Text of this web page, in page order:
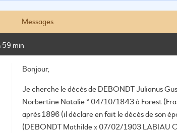
Messages
59 min
Bonjour,
Je cherche le décès de DEBONDT Julianus
Norbertine Natalie ° 04/10/1843 à Forest
après 1896 (il déclare en fait le décès de son
(DEBONDT Mathilde x 07/02/1903 LABIAU